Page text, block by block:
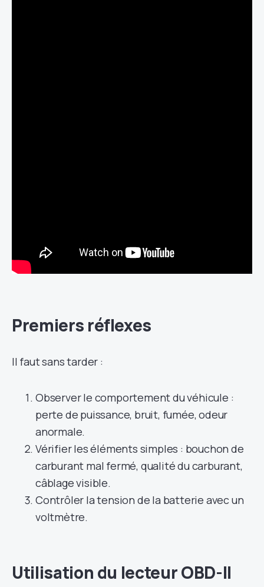
Premiers réflexes
Il faut sans tarder :
Observer le comportement du véhicule :
perte de puissance, bruit, fumée, odeur
anormale.
Vérifier les éléments simples : bouchon de
carburant mal fermé, qualité du carburant,
câblage visible.
Contrôler la tension de la batterie avec un
voltmètre.
Utilisation du lecteur OBD-II